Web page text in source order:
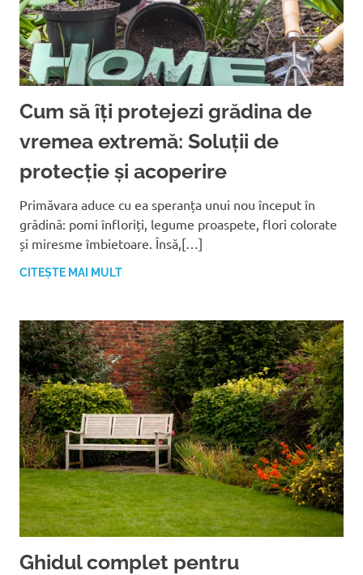
Cum să îți protejezi grădina de
vremea extremă: Soluții de
protecție și acoperire
Primăvara aduce cu ea speranța unui nou început în
grădină: pomi înfloriți, legume proaspete, flori colorate
și miresme îmbietoare. Însă,[…]
CITEȘTE MAI MULT
Ghidul complet pentru